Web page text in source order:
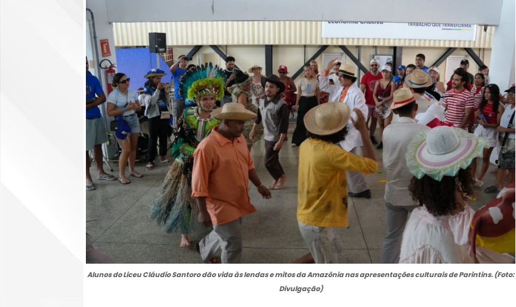
Alunos do Liceu Cláudio Santoro dão vida às lendas e mitos da Amazônia nas apresentações culturais de Parintins. (Foto:
Divulgação)